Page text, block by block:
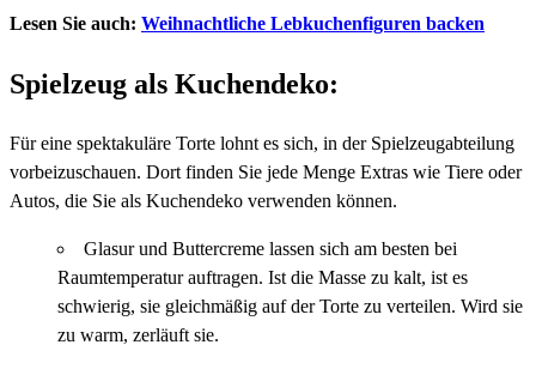
Lesen Sie auch: Weihnachtliche Lebkuchenfiguren backen
Spielzeug als Kuchendeko:
Für eine spektakuläre Torte lohnt es sich, in der Spielzeugabteilung
vorbeizuschauen. Dort finden Sie jede Menge Extras wie Tiere oder
Autos, die Sie als Kuchendeko verwenden können.
Glasur und Buttercreme lassen sich am besten bei
Raumtemperatur auftragen. Ist die Masse zu kalt, ist es
schwierig, sie gleichmäßig auf der Torte zu verteilen. Wird sie
zu warm, zerläuft sie.